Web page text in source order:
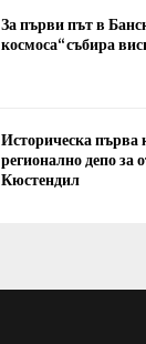
За първи път в
космоса“ събира
Историческа първа
регионално депо за
Кюстендил